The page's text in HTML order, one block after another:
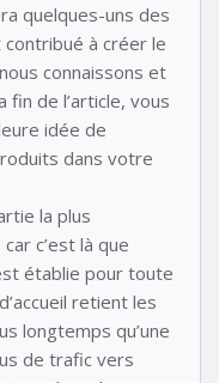
quelques-uns des
à créer le
connaissons et
fin de l’article, vous
idée de
dans votre
la plus
c’est là que
établie pour toute
retient les
longtemps qu’une
de trafic vers